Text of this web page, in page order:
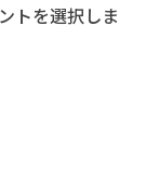
トを選択しま